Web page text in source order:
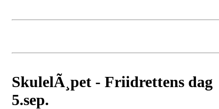
SkulelÃ¸pet - Friidrettens dag
5.sep.